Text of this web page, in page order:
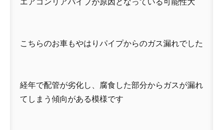
エアコンリアパイプが原因となっている可能性大
こちらのお車もやはりパイプからのガス漏れでした
経年で配管が劣化し、腐食した部分からガスが漏れ
てしまう傾向がある模様です